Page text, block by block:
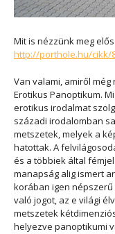
Mit is nézzünk meg
http://porthole.hu/cikk/
Van valami, amiről
Erotikus Panoptikum.
erotikus irodalmat
századi irodalomban
metszetek, melyek a
hatottak. A
és a többiek által
manapság alig ismert
korában igen
való jogot, az e világi
metszetek
helyezve panoptikumi